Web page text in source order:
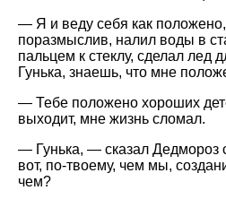
— Я и веду себя как
поразмыслив, налил воды в
пальцем к стеклу, сделал лед
Гунька, знаешь, что мне
— Тебе положено хороших
выходит, мне жизнь сломал.
— Гунька, — сказал Дедмороз
вот, по-твоему, чем мы,
чем?